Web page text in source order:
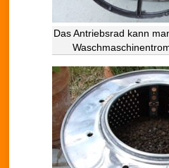
Das Antriebsrad kann